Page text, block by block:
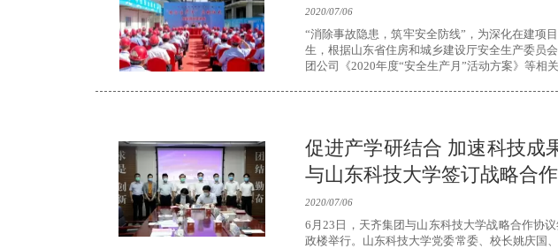
2020/07/06
“消除事故隐患，筑牢安全防线”，为深化在建项
生，根据山东省住房和城乡建设厅安全生产委员
团公司《2020年度“安全生产月”活动方案》等相
促进产学研结合 加速科技成
与山东科技大学签订战略合
2020/07/06
6月23日，天齐集团与山东科技大学战略合作协
政楼举行。山东科技大学党委常委、校长姚庆国